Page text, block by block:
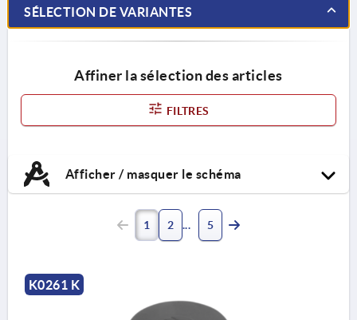
SÉLECTION DE VARIANTES
Affiner la sélection des articles
FILTRES
Afficher / masquer le schéma
1 2 5
K0261 K